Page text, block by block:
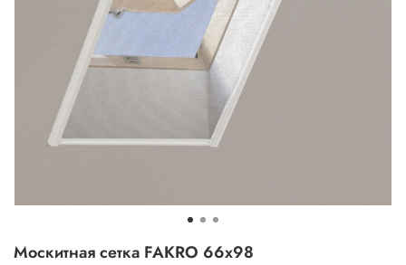
Москитная сетка FAKRO 66x98